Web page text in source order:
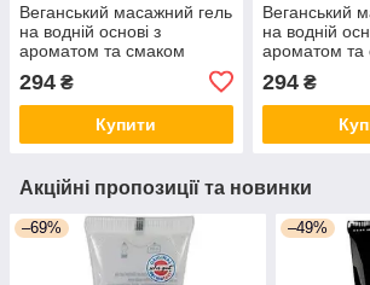
Веганський масажний гель
на водній основі з
ароматом та смаком
Strawberry, 50 мл
294 ₴
Купити
Веганський
на водній
ароматом та
полуницею -
Sparkling
Strawberry,
294₴
Акційні пропозиції та новинки
–69% –49%